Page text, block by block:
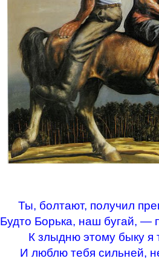
Ты, болтают, получил
Будто Борька, наш бугай, —
К злыдню этому быку я
И люблю тебя сильней,